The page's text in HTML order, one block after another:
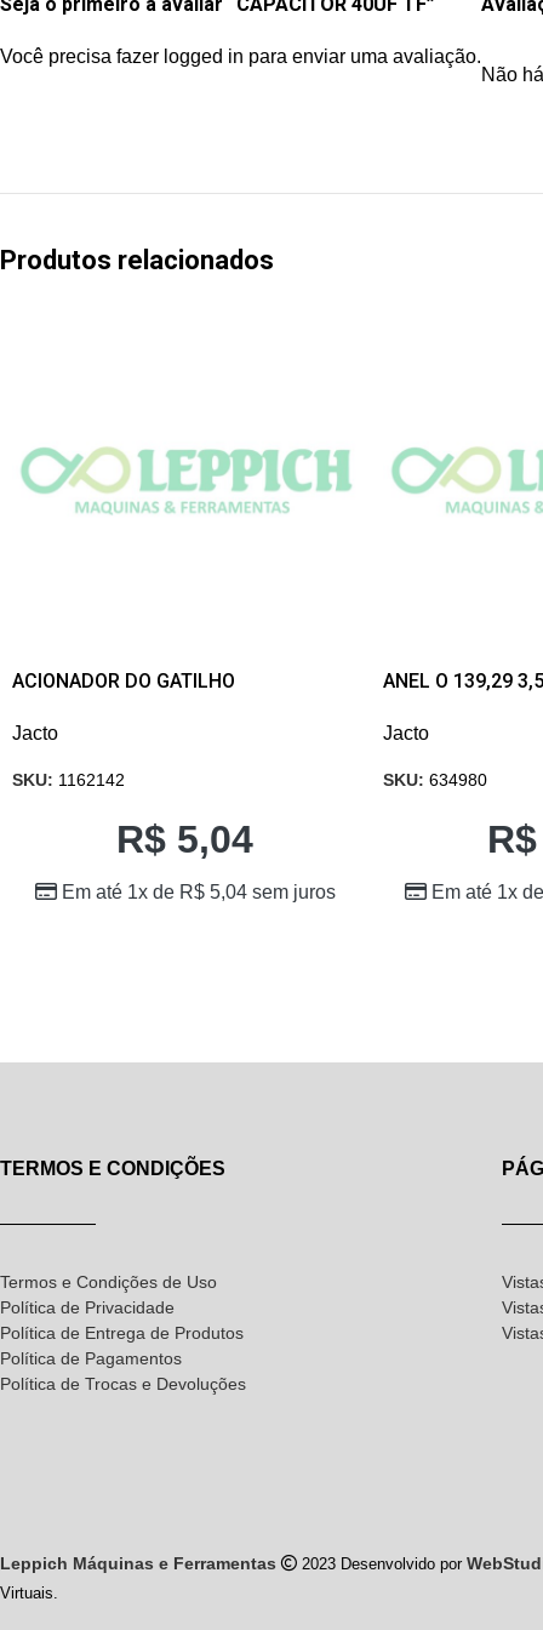
Não
Você precisa fazer logged in para enviar uma avaliação.
Produtos relacionados
ACIONADOR DO GATILHO
Jacto
SKU: 1162142
R$ 5,04
Em até 1x de R$5,04sem juros
ANEL O 139,29
Jacto
SKU: 634980
R$
Em até 1x
TERMOS E CONDIÇÕES
Termos e Condições de Uso
Política de Privacidade
Política de Entrega de Produtos
Política de Pagamentos
Política de Trocas e Devoluções
Leppich Máquinas e Ferramentas 2023 Desenvolvido por
Virtuais.